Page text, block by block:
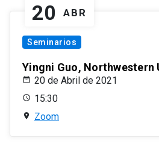
20 ABR
Seminarios
Yingni Guo, Northwestern
20 de Abril de 2021
15:30
Zoom